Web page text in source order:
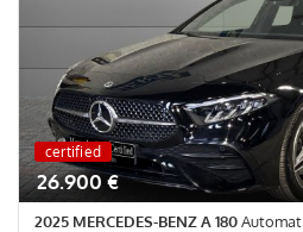
certified
26.900 €
2025 MERCEDES-BENZ A 180